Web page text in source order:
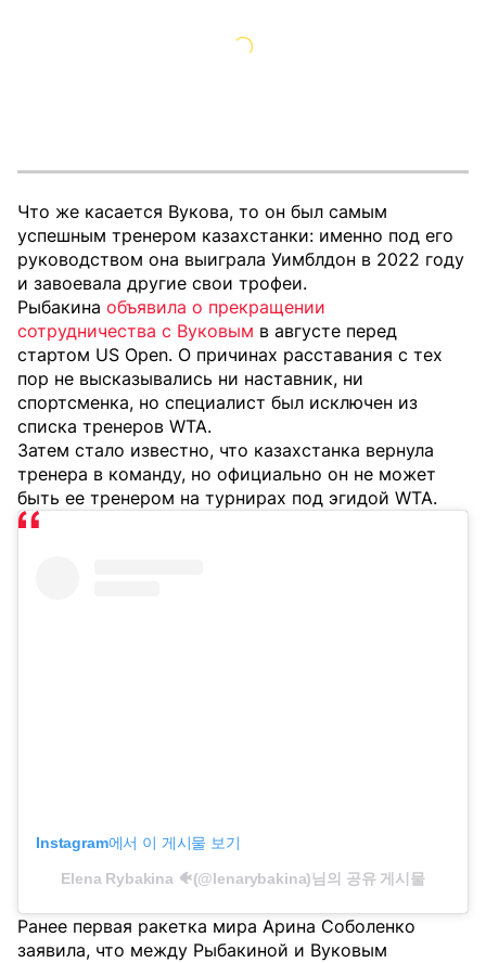
Что же касается Вукова, то он был самым
успешным тренером казахстанки: именно под его
руководством она выиграла Уимблдон в 2022 году
и завоевала другие свои трофеи.
Рыбакина объявила о прекращении
сотрудничества с Вуковым в августе перед
стартом US Open. О причинах расставания с тех
пор не высказывались ни наставник, ни
спортсменка, но специалист был исключен из
списка тренеров WTA.
Затем стало известно, что казахстанка вернула
тренера в команду, но официально он не может
быть ее тренером на турнирах под эгидой WTA.
Instagram에서 이 게시물 보기
Elena Rybakina 🐠(@lenarybakina)님의 공유 게시물
Ранее первая ракетка мира Арина Соболенко
заявила, что между Рыбакиной и Вуковым